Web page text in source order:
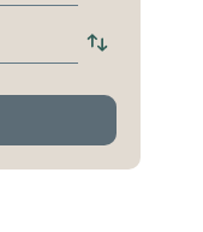
hållplats
Byt
och